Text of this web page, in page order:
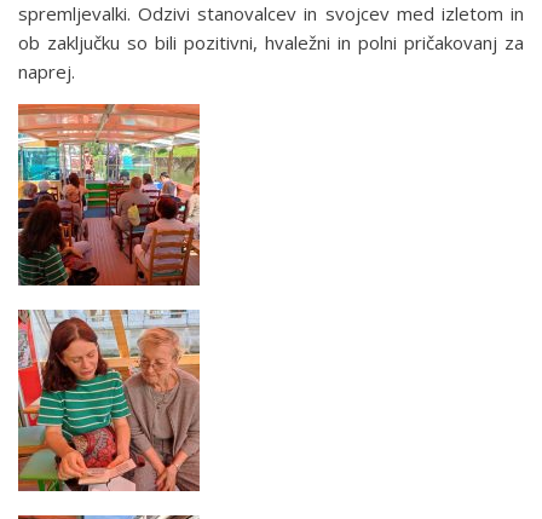
spremljevalki. Odzivi stanovalcev in svojcev med izletom in
ob zaključku so bili pozitivni, hvaležni in polni pričakovanj za
naprej.